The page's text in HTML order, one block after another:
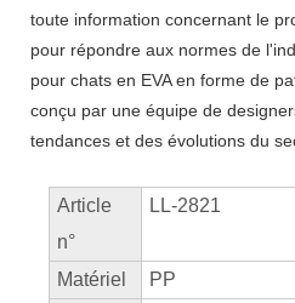
toute information concernant le
pour répondre aux normes de
pour chats en EVA en forme de
conçu par une équipe de
tendances et des évolutions du
Article
n°
LL-2821
Matériel PP